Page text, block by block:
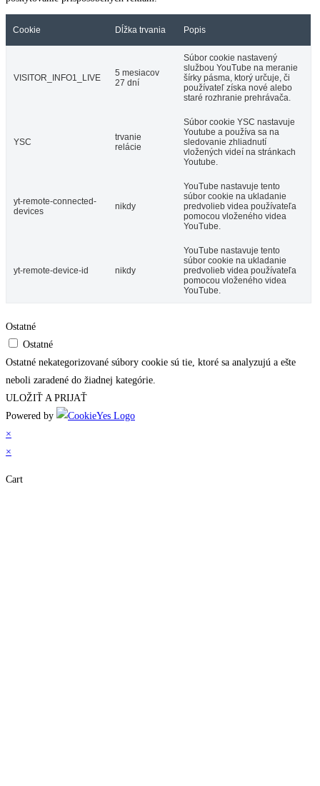
Cookie Dĺžka trvania Popis
VISITOR_INFO1_LIVE
5 mesiacov
27 dní
Súbor cookie nastavený
službou YouTube na meranie
šírky pásma, ktorý určuje, či
používateľ získa nové alebo
staré rozhranie prehrávača.
YSC
trvanie
relácie
Súbor cookie YSC nastavuje
Youtube a používa sa na
sledovanie zhliadnutí
vložených videí na stránkach
Youtube.
yt-remote-connected-
devices
nikdy
YouTube nastavuje tento
súbor cookie na ukladanie
predvolieb videa používateľa
pomocou vloženého videa
YouTube.
yt-remote-device-id nikdy
YouTube nastavuje tento
súbor cookie na ukladanie
predvolieb videa používateľa
pomocou vloženého videa
YouTube.
Ostatné
Ostatné
Ostatné nekategorizované súbory cookie sú tie, ktoré sa analyzujú a ešte
neboli zaradené do žiadnej kategórie.
ULOŽIŤ A PRIJAŤ
Powered by
×
×
Cart